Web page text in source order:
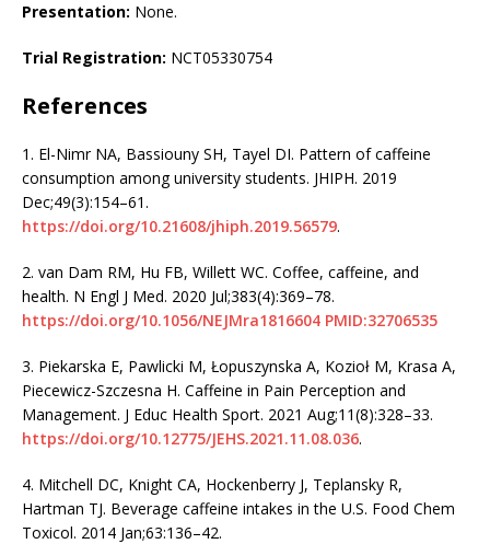
Presentation: None.
Trial Registration: NCT05330754
References
1. El-Nimr NA, Bassiouny SH, Tayel DI. Pattern of caffeine
consumption among university students. JHIPH. 2019
Dec;49(3):154–61.
https://doi.org/10.21608/jhiph.2019.56579.
2. van Dam RM, Hu FB, Willett WC. Coffee, caffeine, and
health. N Engl J Med. 2020 Jul;383(4):369–78.
https://doi.org/10.1056/NEJMra1816604 PMID:32706535
3. Piekarska E, Pawlicki M, Łopuszynska A, Kozioł M, Krasa A,
Piecewicz-Szczesna H. Caffeine in Pain Perception and
Management. J Educ Health Sport. 2021 Aug;11(8):328–33.
https://doi.org/10.12775/JEHS.2021.11.08.036.
4. Mitchell DC, Knight CA, Hockenberry J, Teplansky R,
Hartman TJ. Beverage caffeine intakes in the U.S. Food Chem
Toxicol. 2014 Jan;63:136–42.